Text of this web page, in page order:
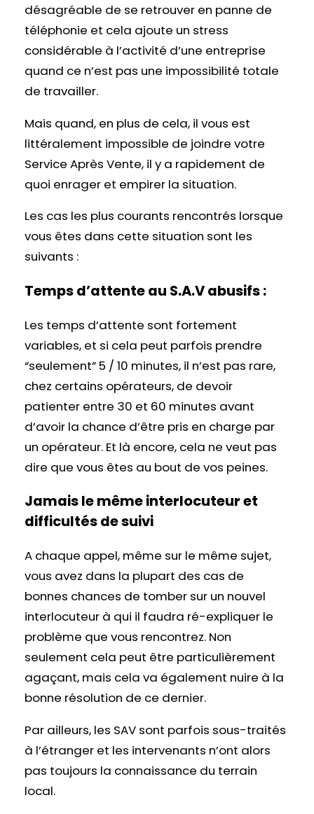
désagréable de se retrouver en panne de
téléphonie et cela ajoute un stress
considérable à l’activité d’une entreprise
quand ce n’est pas une impossibilité totale
de travailler.
Mais quand, en plus de cela, il vous est
littéralement impossible de joindre votre
Service Après Vente, il y a rapidement de
quoi enrager et empirer la situation.
Les cas les plus courants rencontrés lorsque
vous êtes dans cette situation sont les
suivants :
Temps d’attente au S.A.V abusifs :
Les temps d’attente sont fortement
variables, et si cela peut parfois prendre
“seulement” 5 / 10 minutes, il n’est pas rare,
chez certains opérateurs, de devoir
patienter entre 30 et 60 minutes avant
d’avoir la chance d’être pris en charge par
un opérateur. Et là encore, cela ne veut pas
dire que vous êtes au bout de vos peines.
Jamais le même interlocuteur et
difficultés de suivi
A chaque appel, même sur le même sujet,
vous avez dans la plupart des cas de
bonnes chances de tomber sur un nouvel
interlocuteur à qui il faudra ré-expliquer le
problème que vous rencontrez. Non
seulement cela peut être particulièrement
agaçant, mais cela va également nuire à la
bonne résolution de ce dernier.
Par ailleurs, les SAV sont parfois sous-traités
à l’étranger et les intervenants n’ont alors
pas toujours la connaissance du terrain
local.